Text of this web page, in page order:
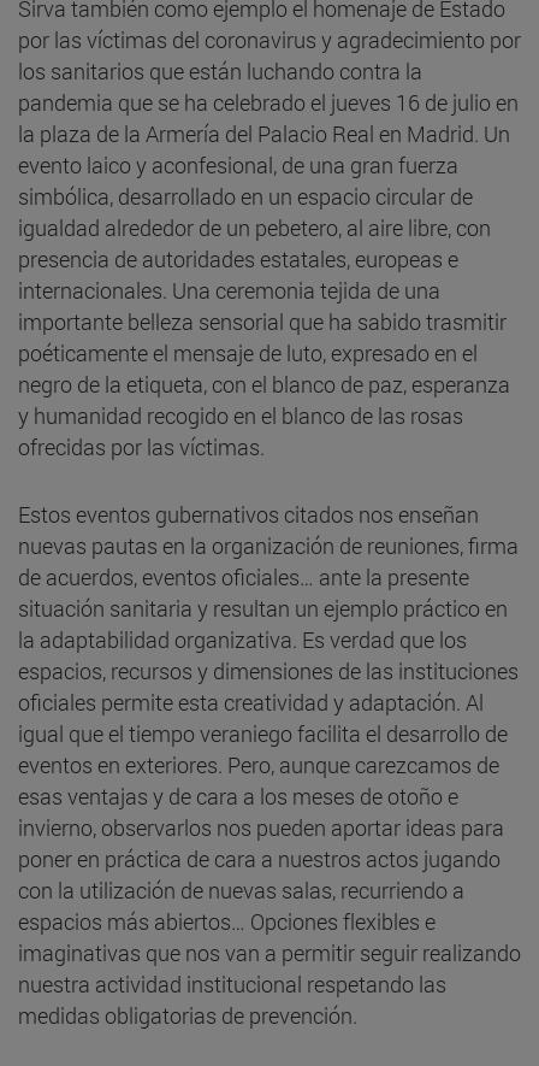
Sirva también como ejemplo el homenaje de Estado
por las víctimas del coronavirus y agradecimiento por
los sanitarios que están luchando contra la
pandemia que se ha celebrado el jueves 16 de julio en
la plaza de la Armería del Palacio Real en Madrid. Un
evento laico y aconfesional, de una gran fuerza
simbólica, desarrollado en un espacio circular de
igualdad alrededor de un pebetero, al aire libre, con
presencia de autoridades estatales, europeas e
internacionales. Una ceremonia tejida de una
importante belleza sensorial que ha sabido trasmitir
poéticamente el mensaje de luto, expresado en el
negro de la etiqueta, con el blanco de paz, esperanza
y humanidad recogido en el blanco de las rosas
ofrecidas por las víctimas.
Estos eventos gubernativos citados nos enseñan
nuevas pautas en la organización de reuniones, firma
de acuerdos, eventos oficiales… ante la presente
situación sanitaria y resultan un ejemplo práctico en
la adaptabilidad organizativa. Es verdad que los
espacios, recursos y dimensiones de las instituciones
oficiales permite esta creatividad y adaptación. Al
igual que el tiempo veraniego facilita el desarrollo de
eventos en exteriores. Pero, aunque carezcamos de
esas ventajas y de cara a los meses de otoño e
invierno, observarlos nos pueden aportar ideas para
poner en práctica de cara a nuestros actos jugando
con la utilización de nuevas salas, recurriendo a
espacios más abiertos… Opciones flexibles e
imaginativas que nos van a permitir seguir realizando
nuestra actividad institucional respetando las
medidas obligatorias de prevención.